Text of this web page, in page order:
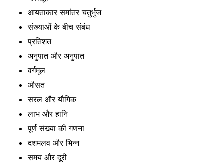
आयताकार समांतर चतुर्भुज
संख्याओं के बीच संबंध
प्रतिशत
अनुपात और अनुपात
वर्गमूल
औसत
सरल और यौगिक
लाभ और हानि
पूर्ण संख्या की गणना
दशमलव और भिन्न
समय और दूरी